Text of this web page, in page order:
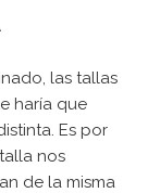
las tallas
haría que
Es por
nos
de la misma